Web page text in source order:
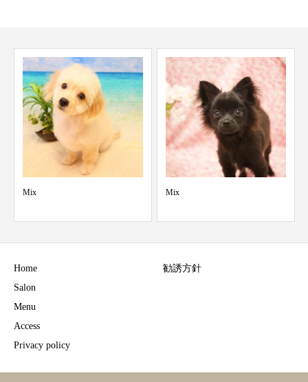
Home
Salon
Menu
Access
Privacy policy
勧誘方針